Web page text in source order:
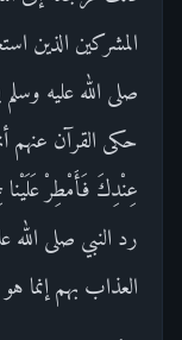
المشركين الذين
صلى الله عليه
حكى القرآن عنهم
عِنْدِكَ فَأَمْطِرْ عَلَيْنا
رد النبي صلى الله
العذاب بهم إنما